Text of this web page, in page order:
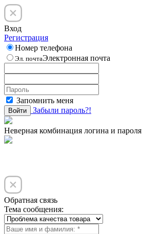
Вход
Регистрация
Номер телефона
Эл. почтаЭлектронная почта
Запомнить меня
Войти Забыли пароль?!
Неверная комбинация логина и пароля
Обратная связь
Тема сообщения: